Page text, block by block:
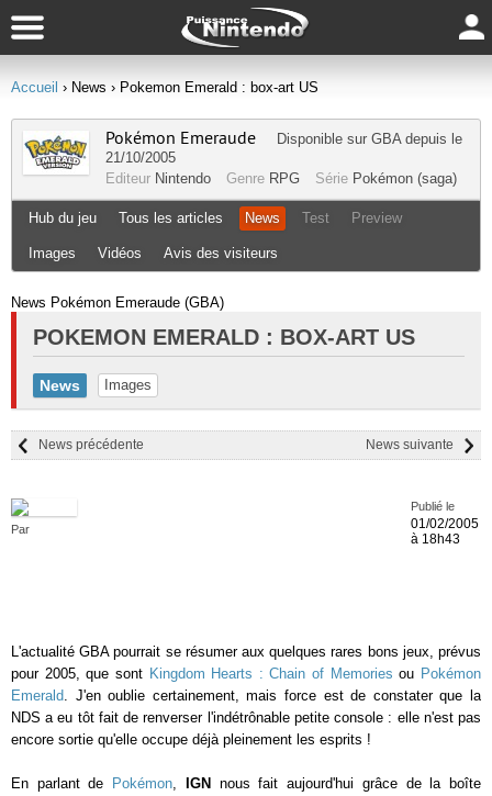
Accueil › News › Pokemon Emerald : box-art US
Pokémon Emeraude Disponible sur GBAdepuis le
21/10/2005
Editeur Nintendo Genre RPG Série Pokémon (saga)
Hub du jeu Tous les articles News Test Preview
Images Vidéos Avis des visiteurs
News Pokémon Emeraude (GBA)
POKEMON EMERALD : BOX-ART US
News Images
News suivante
News précédente
Par
Publié le
01/02/2005
à 18h43
L'actualité GBA pourrait se résumer aux quelques rares bons jeux, prévus
pour 2005, que sont Kingdom Hearts : Chain of Memories ou Pokémon
Emerald. J'en oublie certainement, mais force est de constater que la
NDS a eu tôt fait de renverser l'indétrônable petite console : elle n'est pas
encore sortie qu'elle occupe déjà pleinement les esprits !
En parlant de Pokémon, IGN
nous fait aujourd'hui grâce de la boîte